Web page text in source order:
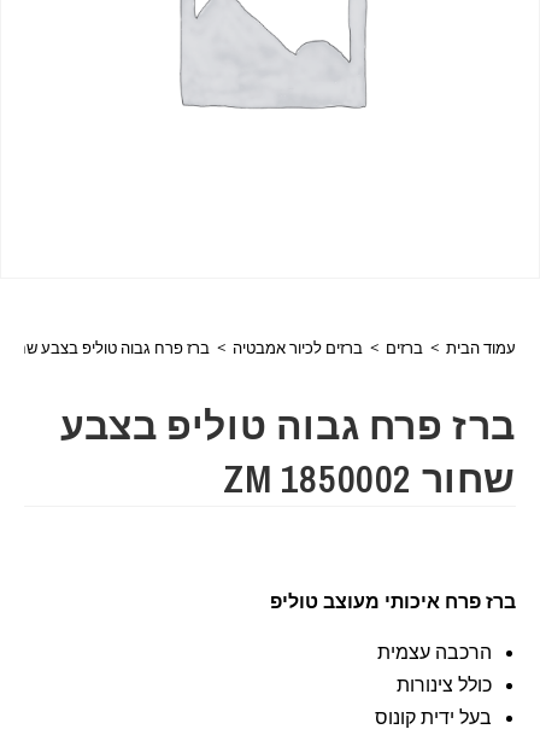
עמוד הבית > ברזים > ברזים לכיור אמבטיה > ברז פרח גבוה טוליפ בצבע שחור 1850002 ZM
ברז פרח גבוה טוליפ בצבע
שחור 1850002 ZM
ברז פרח איכותי מעוצב טוליפ
הרכבה עצמית
כולל צינורות
בעל ידית קונוס